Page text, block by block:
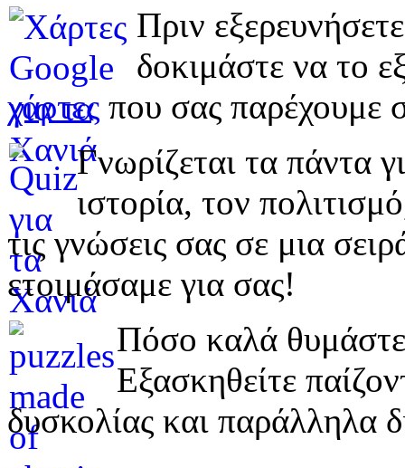
Πριν
δοκιμάστε να το
χάρτες που σας παρέχουμε
Γνωρίζεται τα πάντα
ιστορία, τον
τις γνώσεις σας σε μια
ετοιμάσαμε για σας!
Πόσο καλά
Εξασκηθείτε
δυσκολίας και παράλληλα